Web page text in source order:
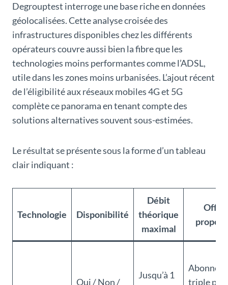
Degrouptest interroge une base riche en données
géolocalisées. Cette analyse croisée des
infrastructures disponibles chez les différents
opérateurs couvre aussi bien la fibre que les
technologies moins performantes comme l’ADSL,
utile dans les zones moins urbanisées. L’ajout récent
de l’éligibilité aux réseaux mobiles 4G et 5G
complète ce panorama en tenant compte des
solutions alternatives souvent sous-estimées.
Le résultat se présente sous la forme d’un tableau
clair indiquant :
Technologie Disponibilité
Débit
théorique
maximal
Oui / Non /
Jusqu’à 1
triple